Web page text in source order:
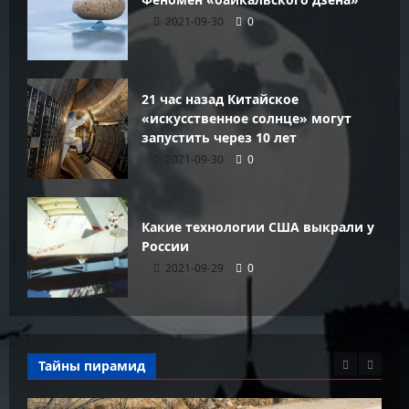
2021-09-30 0
21 час назад Китайское
«искусственное солнце» могут
запустить через 10 лет
2021-09-30 0
Какие технологии США выкрали у
России
2021-09-29 0
Тайны пирамид